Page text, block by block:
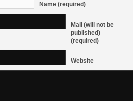
Name (required)
Mail (will not be
published)
(required)
Website